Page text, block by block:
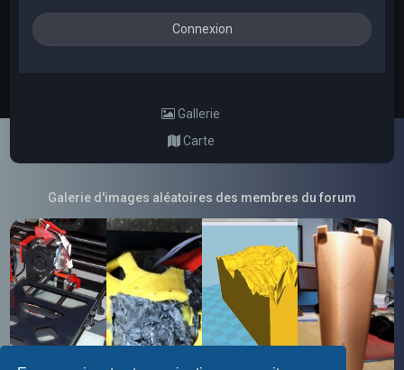
Gallerie
Carte
Galerie d'images aléatoires des membres du forum